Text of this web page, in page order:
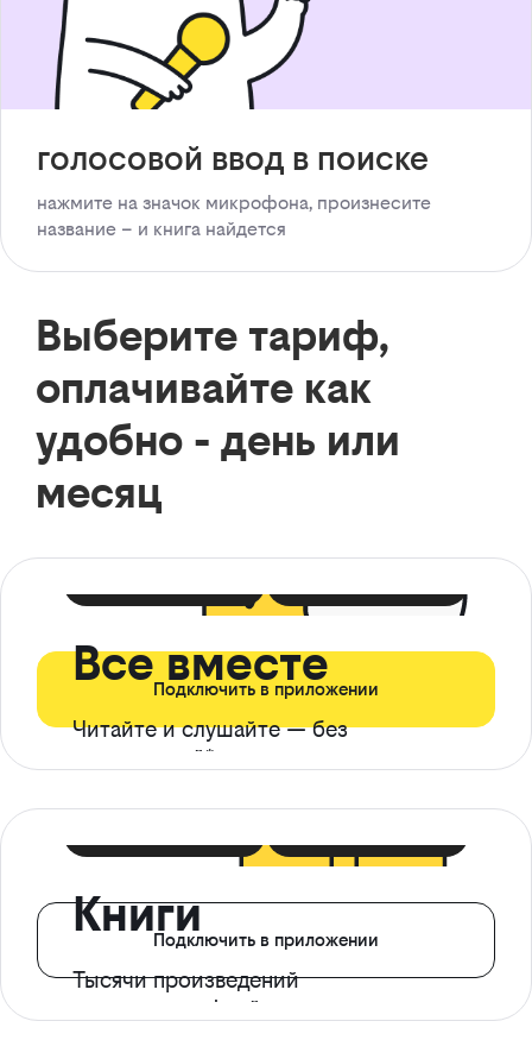
голосовой ввод в поиске
нажмите на значок микрофона, произнесите
название – и книга найдется
Выберите тариф,
оплачивайте как
удобно - день или
месяц
Все вместе
Читайте и слушайте — без
ограничений*
Подключить в приложении
Книги
Тысячи произведений
с доступом офлайн
Подключить в приложении